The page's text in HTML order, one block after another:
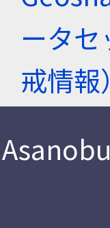
ータセ
戒情報）